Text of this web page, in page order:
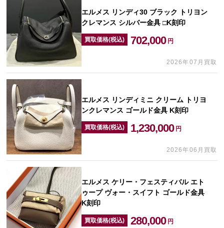
エルメス リンディ30 ブラック トリヨン
クレマンス シルバー金具 □K刻印
買取価格(税込) 702,000 円
2026年07月買取
エルメス リンディミニ クリーム トリヨ
ンクレマンス ゴールド金具 K刻印
買取価格(税込) 1,230,000 円
2026年06月買取
エルメス ケリー・フェスティバル エト
ゥープ ヴォー・スイフト ゴールド金具
K刻印
買取価格(税込) 280,000 円